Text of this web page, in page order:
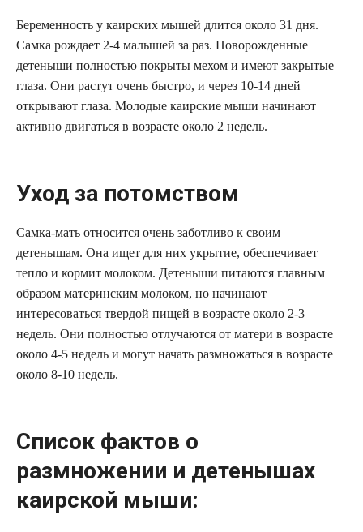
Беременность у каирских мышей длится около 31 дня.
Самка рождает 2-4 малышей за раз. Новорожденные
детеныши полностью покрыты мехом и имеют закрытые
глаза. Они растут очень быстро, и через 10-14 дней
открывают глаза. Молодые каирские мыши начинают
активно двигаться в возрасте около 2 недель.
Уход за потомством
Самка-мать относится очень заботливо к своим
детенышам. Она ищет для них укрытие, обеспечивает
тепло и кормит молоком. Детеныши питаются главным
образом материнским молоком, но начинают
интересоваться твердой пищей в возрасте около 2-3
недель. Они полностью отлучаются от матери в возрасте
около 4-5 недель и могут начать размножаться в возрасте
около 8-10 недель.
Список фактов о
размножении и детенышах
каирской мыши: